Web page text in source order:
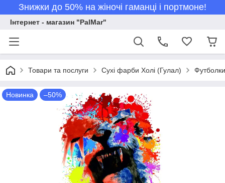
Знижки до 50% на жіночі гаманці і портмоне!
Інтернет - магазин "PalMar"
Товари та послуги Сухі фарби Холі (Гулал)
Новинка –50%